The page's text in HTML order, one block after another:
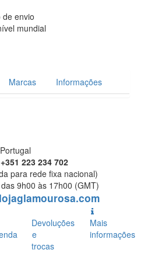
de envio
mundial
Marcas Informações
+351 223 234 702
para rede fixa nacional)
9h00 às 17h00 (GMT)
Devoluções
e
trocas
Mais
informações